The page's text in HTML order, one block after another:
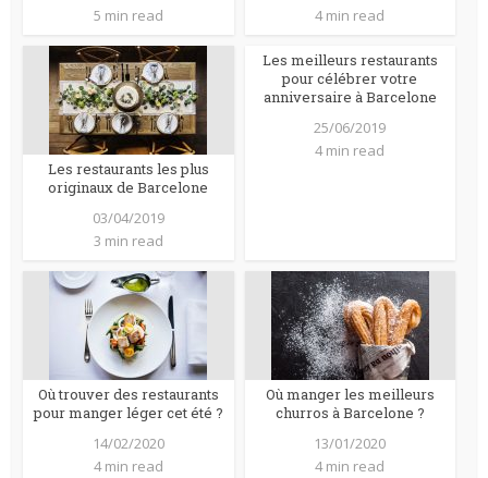
5 min read
4 min read
Les restaurants les plus
originaux de Barcelone
03/04/2019
3 min read
Les meilleurs restaurants
pour célébrer votre
anniversaire à Barcelone
25/06/2019
4 min read
Où trouver des restaurants
pour manger léger cet été ?
14/02/2020
4 min read
Où manger les meilleurs
churros à Barcelone ?
13/01/2020
4 min read